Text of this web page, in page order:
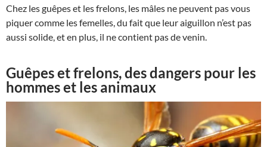
Chez les guêpes et les frelons, les mâles ne peuvent pas vous
piquer comme les femelles, du fait que leur aiguillon n’est pas
aussi solide, et en plus, il ne contient pas de venin.
Guêpes et frelons, des dangers pour les
hommes et les animaux